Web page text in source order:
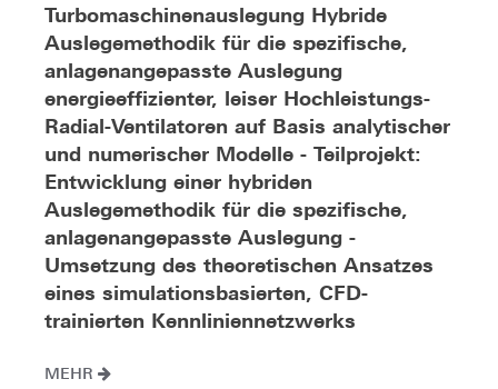
Turbomaschinenauslegung Hybride
Auslegemethodik für die spezifische,
anlagenangepasste Auslegung
energieeffizienter, leiser Hochleistungs-
Radial-Ventilatoren auf Basis analytischer
und numerischer Modelle - Teilprojekt:
Entwicklung einer hybriden
Auslegemethodik für die spezifische,
anlagenangepasste Auslegung -
Umsetzung des theoretischen Ansatzes
eines simulationsbasierten, CFD-
trainierten Kennliniennetzwerks
MEHR